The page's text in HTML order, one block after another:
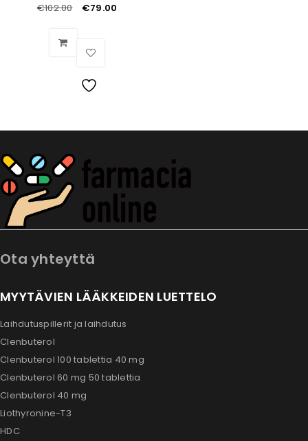
€102.00 €79.00
Ota yhteyttä
MYYTÄVIEN LÄÄKKEIDEN LUETTELO
Laihdutuspillerit ja laihdutus
Clenbuterol
Clenbuterol 100 tablettia 40 mg
Clenbuterol 60 mg 50 tablettia
Clenbuterol 40 mg
Liothyronine-T3
HDC